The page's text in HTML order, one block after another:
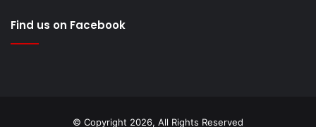
Find us on Facebook
© Copyright 2026, All Rights Reserved